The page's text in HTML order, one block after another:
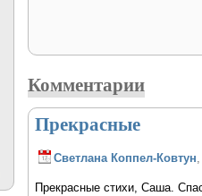
Комментарии
Прекрасные
Светлана Коппел-Ковтун
Прекрасные стихи, Саша.